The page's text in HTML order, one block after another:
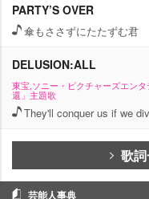
PARTY’S OVER
傘もささずにたたずむ君
DELUSION:ALL
東宝,ソニー・ピクチャーズエン
還」主題歌
They'll conquer us if we
歌
芸能人事典